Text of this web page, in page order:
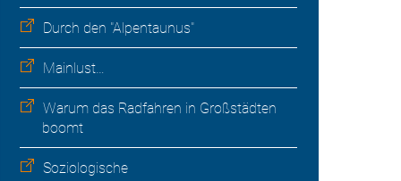
Durch den "Alpentaunus"
Mainlust…
Warum das Radfahren in Großstädten
boomt
Soziologische